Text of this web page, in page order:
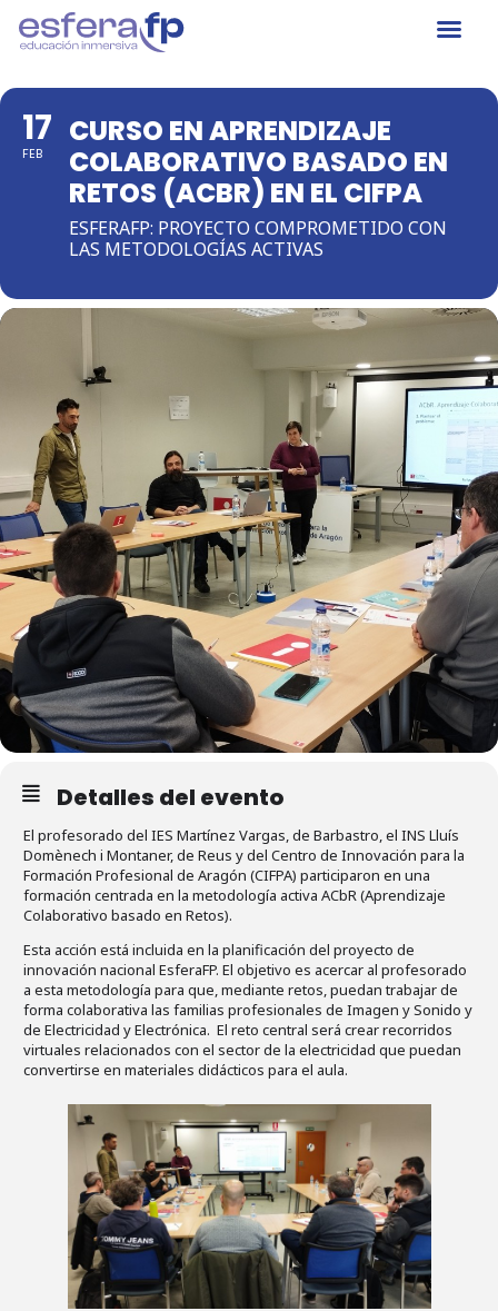
17
FEB
CURSO EN APRENDIZAJE
COLABORATIVO BASADO EN
RETOS (ACBR) EN EL CIFPA
ESFERAFP: PROYECTO COMPROMETIDO CON
LAS METODOLOGÍAS ACTIVAS
Detalles del evento
El profesorado del IES Martínez Vargas, de Barbastro, el INS Lluís
Domènech i Montaner, de Reus y del Centro de Innovación para la
Formación Profesional de Aragón (CIFPA) participaron en una
formación centrada en la metodología activa ACbR (Aprendizaje
Colaborativo basado en Retos).
Esta acción está incluida en la planificación del proyecto de
innovación nacional EsferaFP. El objetivo es acercar al profesorado
a esta metodología para que, mediante retos, puedan trabajar de
forma colaborativa las familias profesionales de Imagen y Sonido y
de Electricidad y Electrónica. El reto central será crear recorridos
virtuales relacionados con el sector de la electricidad que puedan
convertirse en materiales didácticos para el aula.